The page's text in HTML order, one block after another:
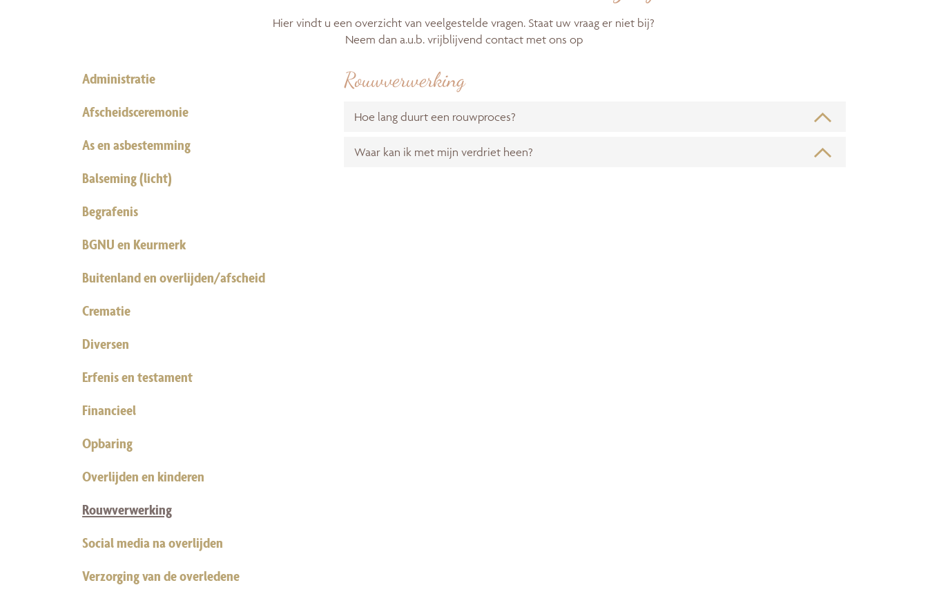
Hier vindt u een overzicht van veelgestelde vragen. Staat uw vraag er niet bij?
Neem dan a.u.b. vrijblijvend contact met ons op
Administratie
Afscheidsceremonie
As en asbestemming
Balseming (licht)
Begrafenis
BGNU en Keurmerk
Buitenland en overlijden/afscheid
Crematie
Diversen
Erfenis en testament
Financieel
Opbaring
Overlijden en kinderen
Rouwverwerking
Social media na overlijden
Verzorging van de overledene
Rouwverwerking
Hoe lang duurt een rouwproces?
Waar kan ik met mijn verdriet heen?